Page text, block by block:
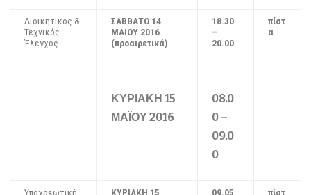
Διοικητικός &
Τεχνικός
Έλεγχος
ΣΑΒΒΑΤΟ 14
ΜΑΙΟΥ 2016
(προαιρετικά)
ΚΥΡΙΑΚΗ 15
ΜΑΪΟΥ 2016
18.30
–
20.00
08.0
0 –
09.0
0
πίστ
α
Υποχρεωτική ΚΥΡΙΑΚΗ 15 09.05 πίστ